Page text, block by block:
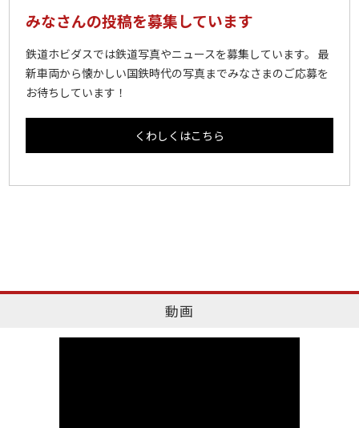
みなさんの投稿を募集しています
鉄道ホビダスでは鉄道写真やニュースを募集しています。 最
新車両から懐かしい国鉄時代の写真までみなさまのご応募を
お待ちしています！
くわしくはこちら
動画